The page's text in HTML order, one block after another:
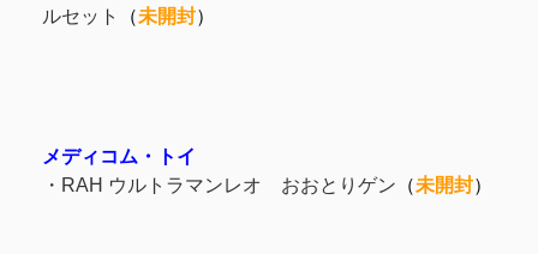
ルセット
（未開封）
メディコム・トイ
・RAH ウルトラマンレオ おおとりゲン （未開封）